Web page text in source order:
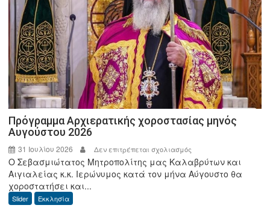
Σχοινά
και
τον
Διοικητή
της
ΑΑΔΕ
Πρόγραμμα Αρχιερατικής χοροστασίας μηνός
Αυγούστου 2026
31 Ιουλίου 2026 Δεν επιτρέπεται σχολιασμός
Πρόγραμμα
Αρχιερατικής
Ο Σεβασμιώτατος Μητροπολίτης μας Καλαβρύτων και
Αιγιαλείας κ.κ. Ιερώνυμος κατά τον μήνα Αύγουστο θα
χοροστατήσει και...
Slider Εκκλησία